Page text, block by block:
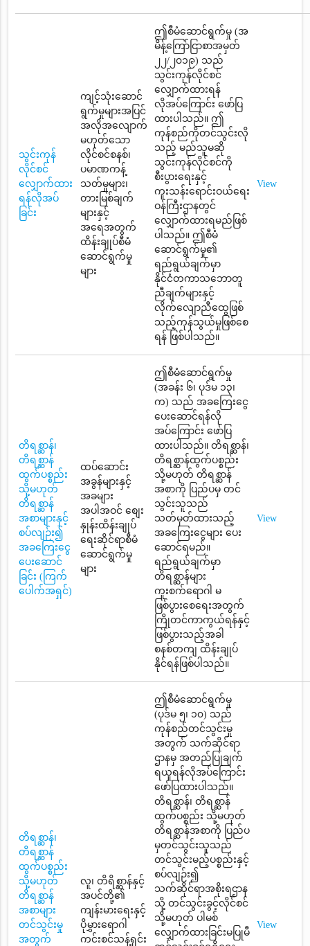
သွင်းကုန်
လိုင်စင်
လျှောက်ထား
ရန်လိုအပ်
ခြင်း
ကျင့်သုံးဆောင်
ရွက်မှုများအပြင်
အလိုအလျောက်
မဟုတ်သော
လိုင်စင်စနစ်၊
ပမာဏကန့်
သတ်မှုများ၊
တားမြစ်ချက်
များနှင့်
အရေအတွက်
ထိန်းချုပ်စီမံ
ဆောင်ရွက်မှု
များ
ဤစီမံဆောင်ရွက်မှု (အ
မိန့်ကြော်ငြာစာအမှတ်
၂၂/၂၀၁၉) သည်
သွင်းကုန်လိုင်စင်
လျှောက်ထားရန်
လိုအပ်ကြောင်း ဖော်ပြ
ထားပါသည်။ ဤ
ကုန်စည်ကိုတင်သွင်းလို
သည့် မည်သူမဆို
သွင်းကုန်လိုင်စင်ကို
စီးပွားရေးနှင့်
ကူးသန်းရောင်းဝယ်ရေး
ဝန်ကြီးဌာနတွင်
လျှောက်ထားရမည်ဖြစ်
ပါသည်။ ဤစီမံ
ဆောင်ရွက်မှု၏
ရည်ရွယ်ချက်မှာ
နိုင်ငံတကာသဘောတူ
ညီချက်များနှင့်
လိုက်လျောညီထွေဖြစ်
သည့်ကုန်သွယ်မှုဖြစ်စေ
ရန် ဖြစ်ပါသည်။
View
တိရစ္ဆာန်၊
တိရစ္ဆာန်
ထွက်ပစ္စည်း
သို့မဟုတ်
တိရစ္ဆာန်
အစာများနှင့်
စပ်လျဉ်း၍
အခကြေးငွေ
ပေးဆောင်
ခြင်း (ကြက်
ပေါက်အရှင်)
ထပ်ဆောင်း
အခွန်များနှင့်
အခများ
အပါအဝင် စျေး
နှုန်းထိန်းချုပ်
ရေးဆိုင်ရာစီမံ
ဆောင်ရွက်မှု
များ
ဤစီမံဆောင်ရွက်မှု
(အခန်း ၆၊ ပုဒ်မ ၁၃၊
က) သည် အခကြေးငွေ
ပေးဆောင်ရန်လို
အပ်ကြောင်း ဖော်ပြ
ထားပါသည်။ တိရစ္ဆာန်၊
တိရစ္ဆာန်ထွက်ပစ္စည်း
သို့မဟုတ် တိရစ္ဆာန်
အစာကို ပြည်ပမှ တင်
သွင်းသူသည်
သတ်မှတ်ထားသည့်
အခကြေးငွေများ ပေး
ဆောင်ရမည်။
ရည်ရွယ်ချက်မှာ
တိရစ္ဆာန်များ
ကူးစက်ရောဂါ မ
ဖြစ်ပွားစေရေးအတွက်
ကြိုတင်ကာကွယ်ရန်နှင့်
ဖြစ်ပွားသည့်အခါ
စနစ်တကျ ထိန်းချုပ်
နိုင်ရန်ဖြစ်ပါသည်။
View
တိရစ္ဆာန်၊
တိရစ္ဆာန်
ထွက်ပစ္စည်း
သို့မဟုတ်
တိရစ္ဆာန်
အစာများ
တင်သွင်းမှု
အတွက်
လူ၊ တိရိစ္ဆာန်နှင့်
အပင်တို့၏
ကျန်းမားရေးနှင့်
ပိုမွှားရောဂါ
ကင်းစင်သန့်ရှင်း
ဤစီမံဆောင်ရွက်မှု
(ပုဒ်မ ၅၊ ၁၀) သည်
ကုန်စည်တင်သွင်းမှု
အတွက် သက်ဆိုင်ရာ
ဌာနမှ အတည်ပြုချက်
ရယူရန်လိုအပ်ကြောင်း
ဖော်ပြထားပါသည်။
တိရစ္ဆာန်၊ တိရစ္ဆာန်
ထွက်ပစ္စည်း သို့မဟုတ်
တိရစ္ဆာန်အစာကို ပြည်ပ
မှတင်သွင်းသူသည်
တင်သွင်းမည့်ပစ္စည်းနှင့်
စပ်လျဉ်း၍
သက်ဆိုင်ရာအစိုးရဌာန
သို့ တင်သွင်းခွင့်လိုင်စင်
သို့မဟုတ် ပါမစ်
လျှောက်ထားခြင်းမပြုမီ
View